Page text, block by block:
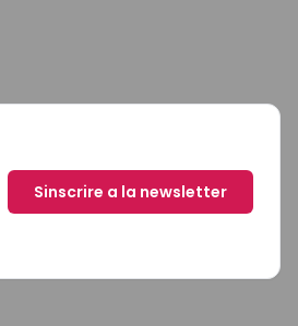
Sinscrire a la newsletter